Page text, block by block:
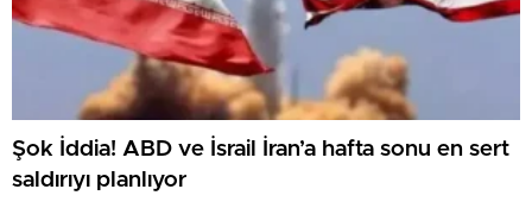
Şok İddia! ABD ve İsrail İran’a hafta sonu en sert
saldırıyı planlıyor